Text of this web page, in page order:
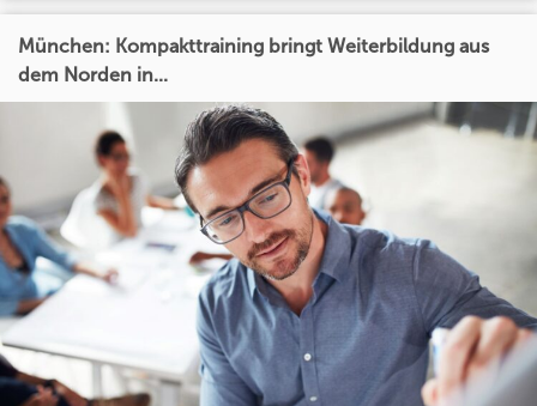
München: Kompakttraining bringt Weiterbildung aus
dem Norden in...